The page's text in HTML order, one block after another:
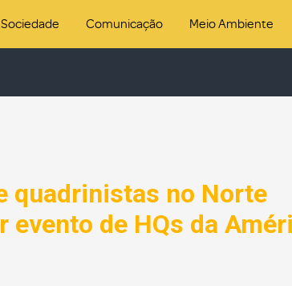
Sociedade Comunicação Meio Ambiente
quadrinistas no Norte
de HQs da